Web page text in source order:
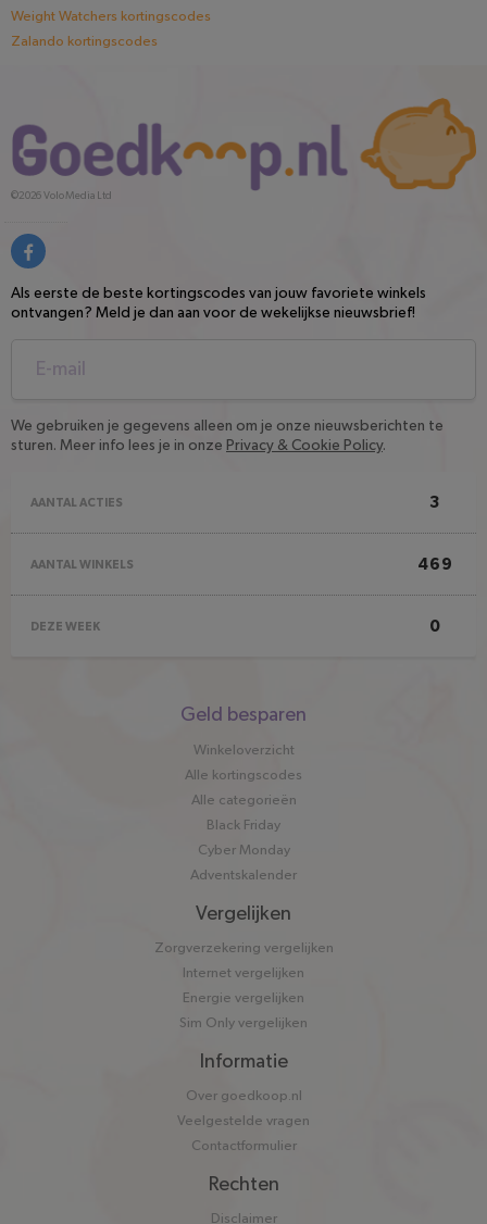
Weight Watchers kortingscodes
Zalando kortingscodes
©2026Volo Media Ltd
Als eerste de beste kortingscodes van jouw favoriete winkels
ontvangen? Meld je dan aan voor de wekelijkse nieuwsbrief!
We gebruiken je gegevens alleen om je onze nieuwsberichten te
sturen. Meer info lees je in onze Privacy & Cookie Policy.
AANTAL ACTIES 3
AANTAL WINKELS 469
DEZE WEEK 0
Geld besparen
Winkeloverzicht
Alle kortingscodes
Alle categorieën
Black Friday
Cyber Monday
Adventskalender
Vergelijken
Zorgverzekering vergelijken
Internet vergelijken
Energie vergelijken
Sim Only vergelijken
Informatie
Over goedkoop.nl
Veelgestelde vragen
Contactformulier
Rechten
Disclaimer